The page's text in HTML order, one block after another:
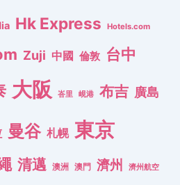
Hk Express Hotels.com
Zuji 中國 倫敦 台中
大阪 峇里 峴港 布吉 廣島
曼谷 札幌 東京
清邁 澳洲 澳門 濟州 濟州航空